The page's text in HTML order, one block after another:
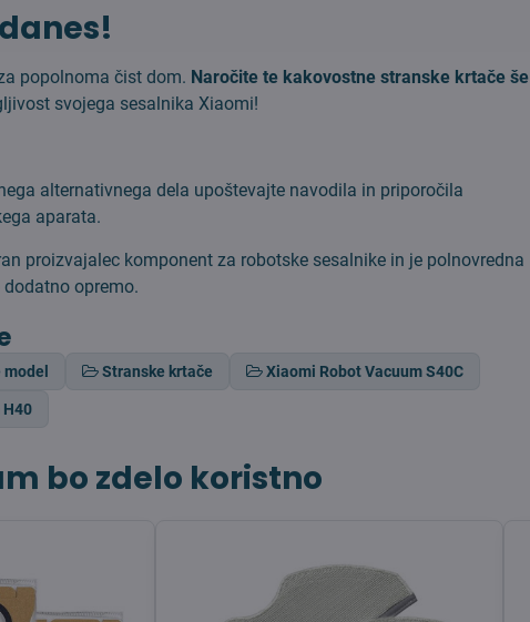
popolnoma čist dom. Naročite te kakovostne stranske krtače še
svojega sesalnika Xiaomi!
alternativnega dela upoštevajte navodila in priporočila
aparata.
proizvajalec komponent za robotske sesalnike in je polnovredna
opremo.
Stranske krtače Xiaomi Robot Vacuum S40C
H40
bo zdelo koristno